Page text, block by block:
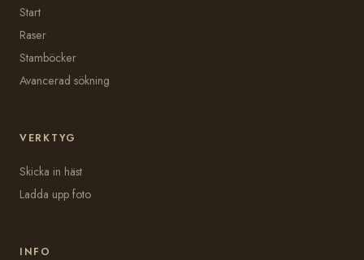
Start
Raser
Stamböcker
Avancerad sökning
VERKTYG
Skicka in häst
Ladda upp foto
INFO